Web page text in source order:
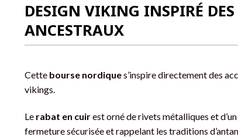
DESIGN VIKING INSPIRÉ DES
ANCESTRAUX
Cette bourse nordiques’inspire directement des
vikings.
Le rabat en cuirest orné de rivets métalliques et
fermeture sécurisée et rappelant les traditions d’antan.